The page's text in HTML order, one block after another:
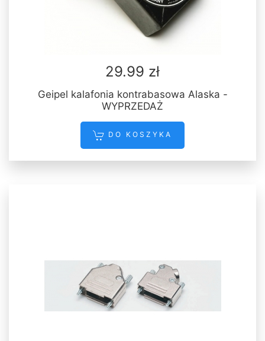
29.99 zł
Geipel kalafonia kontrabasowa Alaska -
WYPRZEDAŻ
DO KOSZYKA